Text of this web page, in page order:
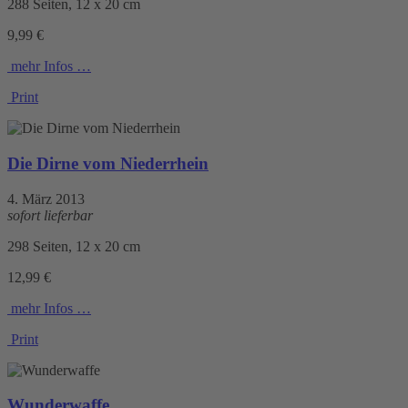
288 Seiten, 12 x 20 cm
9,99 €
mehr Infos …
Print
Die Dirne vom Niederrhein
4. März 2013
sofort lieferbar
298 Seiten, 12 x 20 cm
12,99 €
mehr Infos …
Print